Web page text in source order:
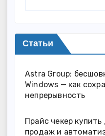
Статьи
Astra Group:
Windows — как
непрерывность
Прайс чекер
продаж и